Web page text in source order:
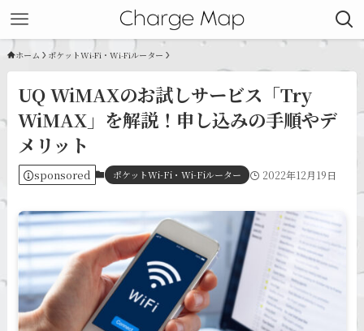
ホーム ポケットWi-Fi・Wi-Fiルーター
UQ WiMAXのお試しサービス「Try
WiMAX」を解説！申し込みの手順やデ
メリット
sponsored ポケットWi-Fi・Wi-Fiルーター 2022年12月19日